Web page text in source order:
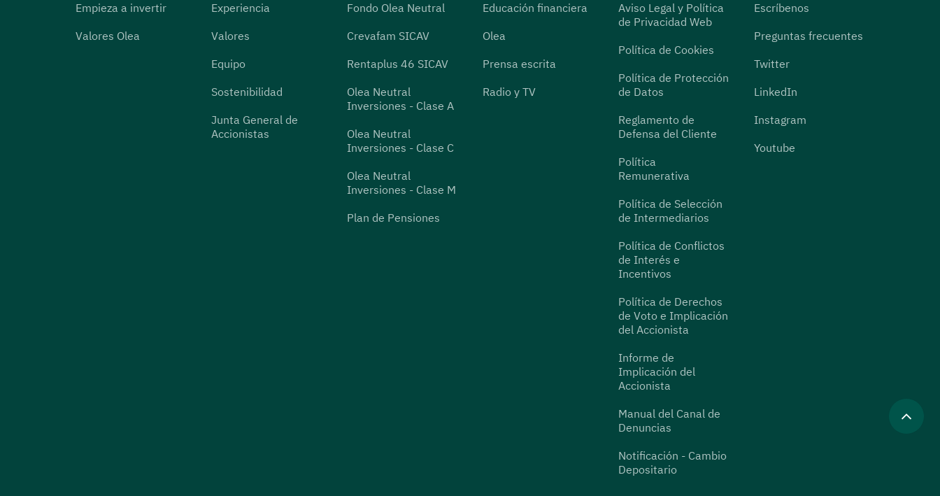
Empieza a invertir
Valores Olea
Experiencia
Valores
Equipo
Sostenibilidad
Junta General de
Accionistas
Fondo Olea Neutral
Crevafam SICAV
Rentaplus 46 SICAV
Olea Neutral
Inversiones - Clase A
Olea Neutral
Inversiones - Clase C
Olea Neutral
Inversiones - Clase M
Plan de Pensiones
Educación financiera
Olea
Prensa escrita
Radio y TV
Aviso Legal y Política
de Privacidad Web
Política de Cookies
Política de Protección
de Datos
Reglamento de
Defensa del Cliente
Política
Remunerativa
Política de Selección
de Intermediarios
Política de Conflictos
de Interés e
Incentivos
Política de Derechos
de Voto e Implicación
del Accionista
Informe de
Implicación del
Accionista
Manual del Canal de
Denuncias
Notificación - Cambio
Depositario
Escríbenos
Preguntas frecuentes
Twitter
LinkedIn
Instagram
Youtube